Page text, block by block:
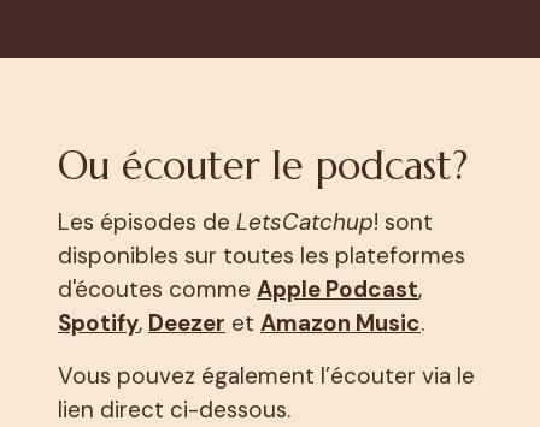
Ou écouter le podcast?
Les épisodes de LetsCatchup! sont
disponibles sur toutes les plateformes
d'écoutes comme Apple Podcast,
Spotify, Deezer et Amazon Music.
Vous pouvez également l’écouter via le
lien direct ci-dessous.